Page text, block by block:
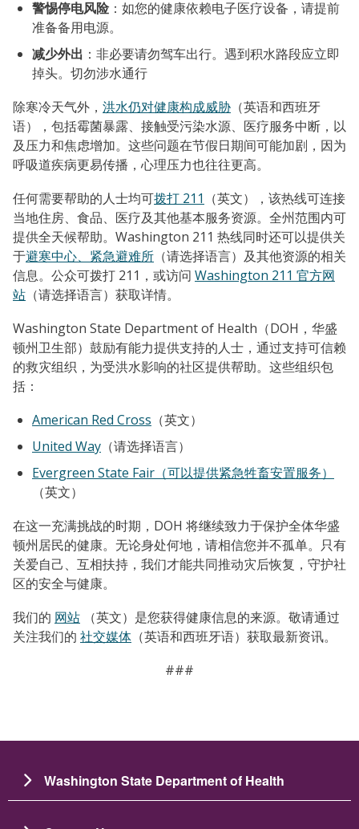
警惕停电风险：如您的健康依赖电子医疗设备，请提前
准备备用电源。
减少外出 ：非必要请勿驾车出行。遇到积水路段应立即
掉头。切勿涉水通行
除寒冷天气外， 洪水仍对健康构成威胁 （英语和西班牙
语），包括霉菌暴露、接触受污染水源、医疗服务中断，以
及压力和焦虑增加。这些问题在节假日期间可能加剧，因为
呼吸道疾病更易传播，心理压力也往往更高。
任何需要帮助的人士均可拨打 211 （英文），该热线可连接
当地住房、食品、医疗及其他基本服务资源。全州范围内可
提供全天候帮助。Washington 211 热线同时还可以提供关
于避寒中心、紧急避难所 （请选择语言）及其他资源的相关
信息。公众可拨打 211，或访问 Washington 211 官方网
站 （请选择语言）获取详情。
Washington State Department of Health（DOH，华盛
顿州卫生部）鼓励有能力提供支持的人士，通过支持可信赖
的救灾组织，为受洪水影响的社区提供帮助。这些组织包
括：
American Red Cross （英文）
United Way （请选择语言）
Evergreen State Fair（可以提供紧急牲畜安置服务）
（英文）
在这一充满挑战的时期，DOH 将继续致力于保护全体华盛
顿州居民的健康。无论身处何地，请相信您并不孤单。只有
关爱自己、互相扶持，我们才能共同推动灾后恢复，守护社
区的安全与健康。
我们的 网站 （英文）是您获得健康信息的来源。敬请通过
关注我们的 社交媒体 （英语和西班牙语）获取最新资讯。
###
Washington State Department of Health